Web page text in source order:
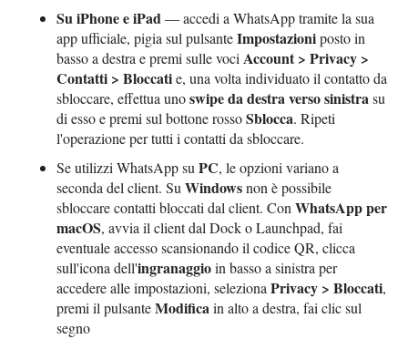
Su iPhone e iPad— accedi a WhatsApp tramite la sua
app ufficiale, pigia sul pulsanteImpostazioniposto in
basso a destra e premi sulle vociAccount > Privacy >
Contatti > Bloccatie, una volta individuato il contatto da
sbloccare, effettua unoswipe da destra verso sinistrasu
di esso e premi sul bottone rossoSblocca. Ripeti
l'operazione per tutti i contatti da sbloccare.
Se utilizzi WhatsApp suPC, le opzioni variano a
seconda del client. SuWindowsnon è possibile
sbloccare contatti bloccati dal client. ConWhatsApp per
macOS, avvia il client dal Dock o Launchpad, fai
eventuale accesso scansionando il codice QR, clicca
sull'icona dell'ingranaggioin basso a sinistra per
accedere alle impostazioni, selezionaPrivacy > Bloccati,
premi il pulsanteModificain alto a destra, fai clic sul
segno